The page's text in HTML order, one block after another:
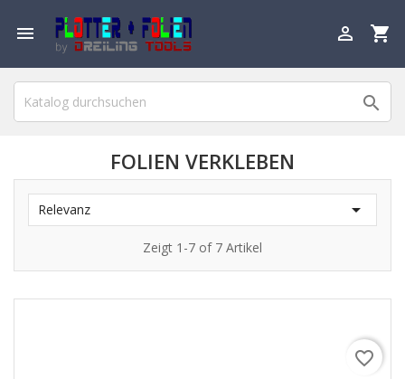
 shopping_cart


FOLIEN VERKLEBEN
Relevanz 
Zeigt 1-7 of 7 Artikel
favorite_border